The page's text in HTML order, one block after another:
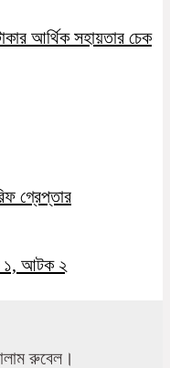
আর্থিক সহায়তার চেক
গ্রেপ্তার
১, আটক ২
রুবেল।